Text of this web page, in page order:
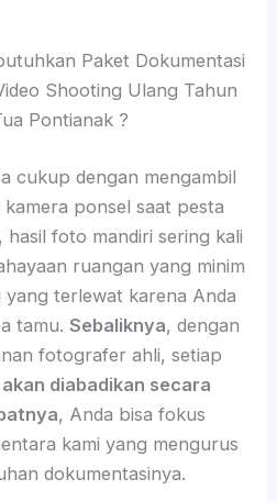
Paket Dokumentasi
Shooting Ulang Tahun
Pontianak ?
cukup dengan mengambil
ponsel saat pesta
, hasil foto mandiri sering kali
ruangan yang minim
terlewat karena Anda
tamu. Sebaliknya, dengan
fotografer ahli, setiap
akan diabadikan secara
, Anda bisa fokus
kami yang mengurus
dokumentasinya.